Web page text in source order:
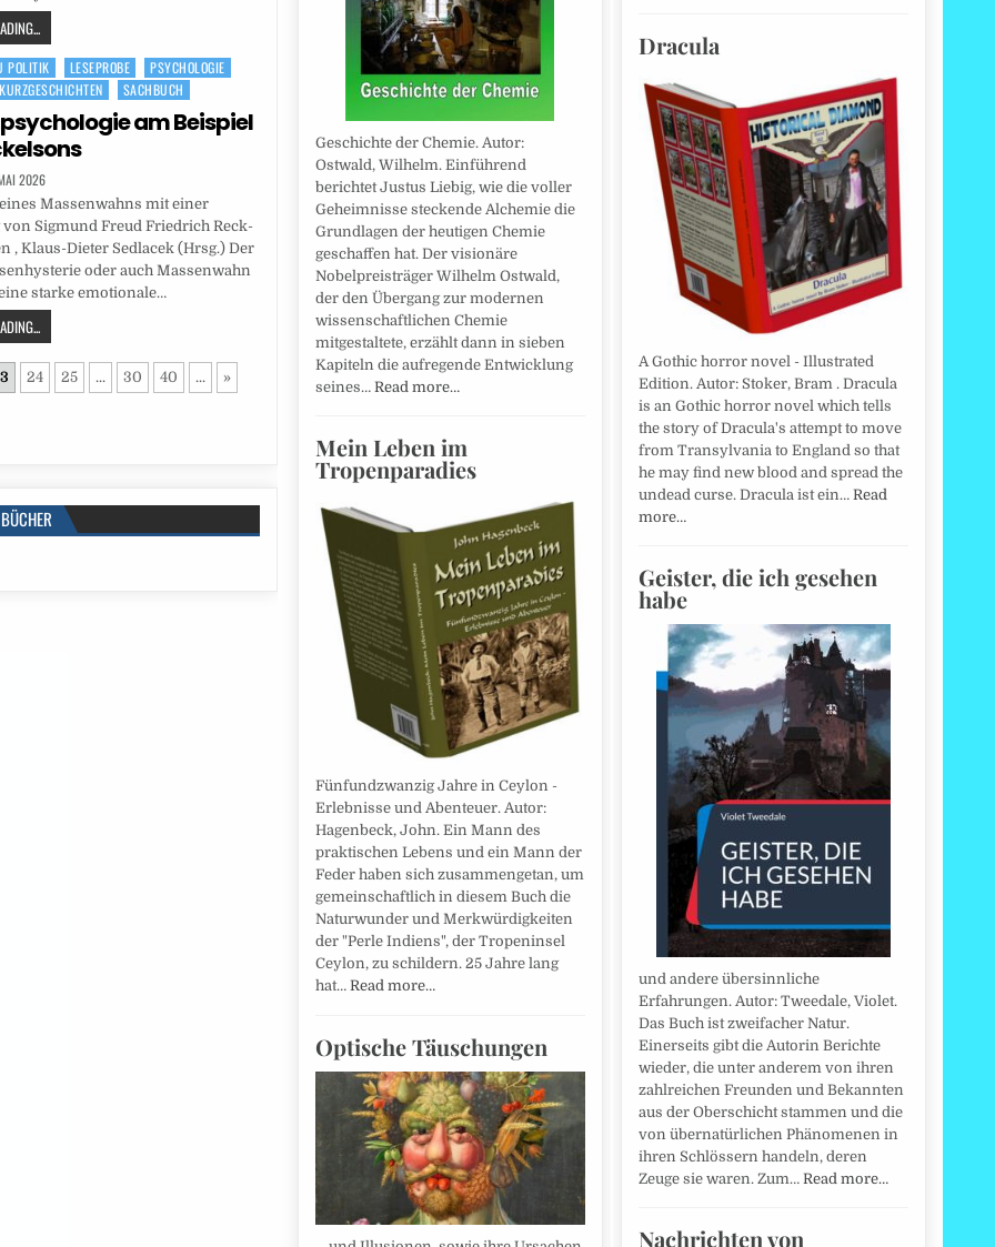
POLITIK LESEPROBE
PSYCHOLOGIE
SACHBUCH
am Beispiel
2026
Massenwahns mit einer
Sigmund Freud Friedrich Reck-
, Klaus-Dieter Sedlacek (Hrsg.) Der
oder auch Massenwahn
starke emotionale…
24 25 ... 30 40 ... »
Geschichte der Chemie. Autor:
Ostwald, Wilhelm. Einführend
berichtet Justus Liebig, wie die voller
Geheimnisse steckende Alchemie die
Grundlagen der heutigen Chemie
geschaffen hat. Der visionäre
Nobelpreisträger Wilhelm Ostwald,
der den Übergang zur modernen
wissenschaftlichen Chemie
mitgestaltete, erzählt dann in sieben
Kapiteln die aufregende Entwicklung
seines… Read more…
Mein Leben im
Tropenparadies
Fünfundzwanzig Jahre in Ceylon -
Erlebnisse und Abenteuer. Autor:
Hagenbeck, John. Ein Mann des
praktischen Lebens und ein Mann der
Feder haben sich zusammengetan, um
gemeinschaftlich in diesem Buch die
Naturwunder und Merkwürdigkeiten
der "Perle Indiens", der Tropeninsel
Ceylon, zu schildern. 25 Jahre lang
hat… Read more…
Optische Täuschungen
Dracula
A Gothic horror novel - Illustrated
Edition. Autor: Stoker, Bram . Dracula
is an Gothic horror novel which tells
the story of Dracula's attempt to move
from Transylvania to England so that
he may find new blood and spread the
undead curse. Dracula ist ein… Read
more…
Geister, die ich gesehen
habe
und andere übersinnliche
Erfahrungen. Autor: Tweedale, Violet.
Das Buch ist zweifacher Natur.
Einerseits gibt die Autorin Berichte
wieder, die unter anderem von ihren
zahlreichen Freunden und Bekannten
aus der Oberschicht stammen und die
von übernatürlichen Phänomenen in
ihren Schlössern handeln, deren
Zeuge sie waren. Zum… Read more…
Nachrichten von